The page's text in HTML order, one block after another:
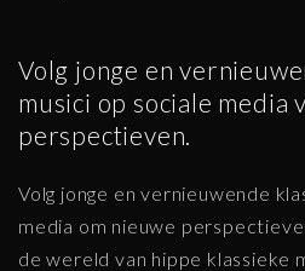
Volg jonge en
musici op sociale media
perspectieven.
Volg jonge en vernieuwende
media om nieuwe
de wereld van hippe klassieke